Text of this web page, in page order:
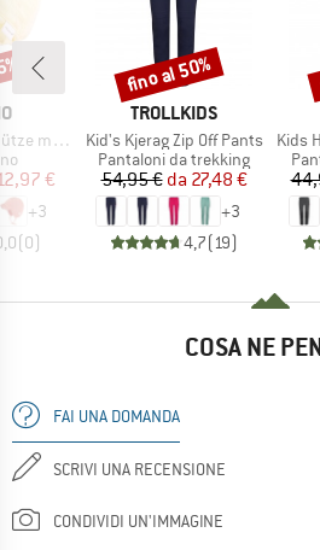
prodotti
ridotto
€
+3
(0)
MARCHIO
TROLLKIDS
Articolo
Kid's Kjerag Zip Off Pants
Gruppo di prodotti
Pantaloni da trekking
Prezzo
54,95 € Prezzo ridotto
da 27,48 €
+3
4,7(19)
Sconto
fino al 50%
Kids
COSA NE
FAI UNA DOMANDA
SCRIVI UNA RECENSIONE
CONDIVIDI UN'IMMAGINE